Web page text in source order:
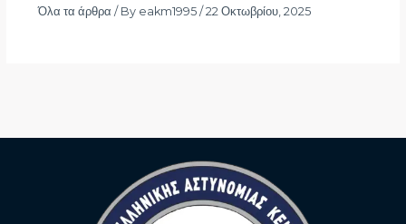
Όλα τα άρθρα / By eakm1995 / 22 Οκτωβρίου, 2025